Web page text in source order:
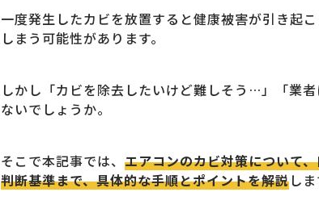
一度発生したカビを放置すると健康被害が引き起
しまう可能性があります。
しかし「カビを除去したいけど難しそう…」「業
ないでしょうか。
そこで本記事では、 エアコンのカビ対策について
判断基準まで、具体的な手順とポイントを解説しま